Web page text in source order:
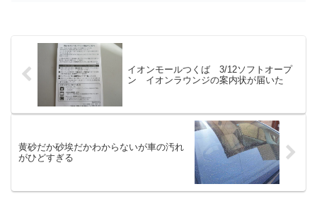
イオンモールつくば 3/12ソフトオープ
ン イオンラウンジの案内状が届いた
黄砂だか砂埃だかわからないが車の汚れ
がひどすぎる